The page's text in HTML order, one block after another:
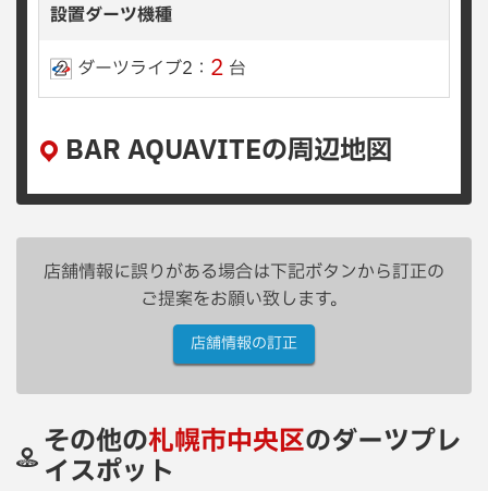
設置ダーツ機種
ダーツライブ2： 2 台
BAR AQUAVITEの周辺地図
店舗情報に誤りがある場合は下記ボタンから訂正の
ご提案をお願い致します。
店舗情報の訂正
その他の札幌市中央区のダーツプレ
イスポット